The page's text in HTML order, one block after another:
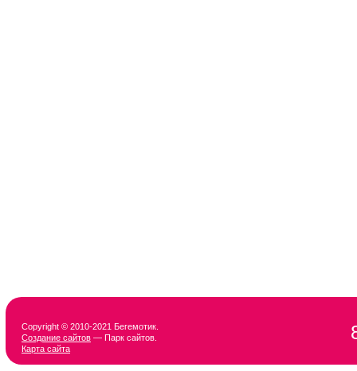
Copyright © 2010-2021 Бегемотик.
Создание сайтов — Парк сайтов.
Карта сайта